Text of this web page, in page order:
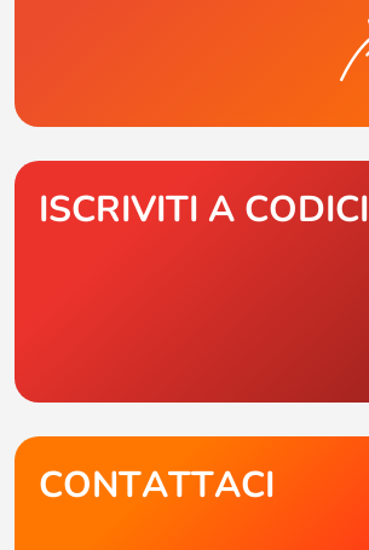
ISCRIVITI A CODICI
CONTATTACI